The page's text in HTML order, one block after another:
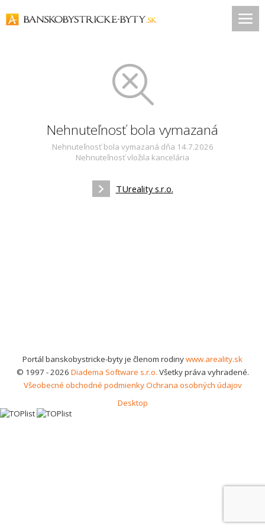
Nehnuteľnosť bola vymazaná
Nehnuteľnosť bola vymazaná dňa 14.7.2026
Nehnuteľnosť vložila kancelária
TUreality s.r.o.
Portál banskobystricke-byty je členom rodinywww.areality.sk
© 1997 - 2026 Diadema Software s.r.o. Všetky práva vyhradené.
Všeobecné obchodné podmienkyOchrana osobných údajov
Desktop